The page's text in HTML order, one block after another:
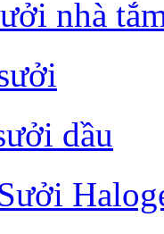
nhà
dầu